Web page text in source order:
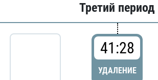
Третий период
41:28
УДАЛЕНИЕ